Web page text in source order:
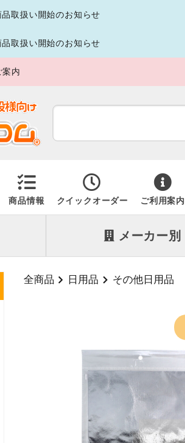
取扱い開始のお知らせ
取扱い開始のお知らせ
案内
商品情報 クイックオーダー ご利用案内
メーカー別
全商品 日用品 その他日用品